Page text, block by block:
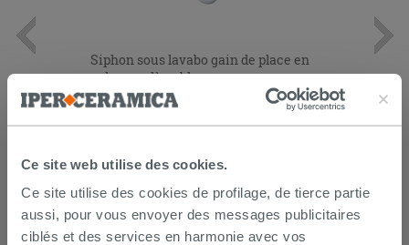
Ce site web utilise des cookies.
Ce site utilise des cookies de profilage, de tierce partie
aussi, pour vous envoyer des messages publicitaires
ciblés et des services en harmonie avec vos
Siphon sous lavabo gain de place en
polypropylène blanc
12,90 € /PC
AJOUTER AU PANIER